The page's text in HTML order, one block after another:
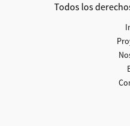
Todos los